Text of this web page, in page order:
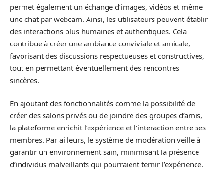
permet également un échange d’images, vidéos et même
une chat par webcam. Ainsi, les utilisateurs peuvent établir
des interactions plus humaines et authentiques. Cela
contribue à créer une ambiance conviviale et amicale,
favorisant des discussions respectueuses et constructives,
tout en permettant éventuellement des rencontres
sincères.
En ajoutant des fonctionnalités comme la possibilité de
créer des salons privés ou de joindre des groupes d’amis,
la plateforme enrichit l’expérience et l’interaction entre ses
membres. Par ailleurs, le système de modération veille à
garantir un environnement sain, minimisant la présence
d’individus malveillants qui pourraient ternir l’expérience.